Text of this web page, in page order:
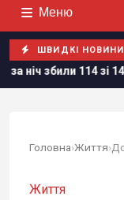
Меню
ШВИДКІ НОВИНИ
ударних дронів1
Головна›Життя›
Життя